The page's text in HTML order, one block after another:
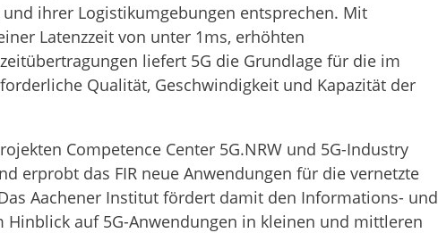
ihrer Logistikumgebungen entsprechen. Mit
Latenzzeit von unter 1ms, erhöhten
liefert 5G die Grundlage für die im
Qualität, Geschwindigkeit und Kapazität der
Competence Center 5G.NRW und 5G-Industry
erprobt das FIR neue Anwendungen für die vernetzte
Aachener Institut fördert damit den Informations- und
Hinblick auf 5G-Anwendungen in kleinen und mittleren